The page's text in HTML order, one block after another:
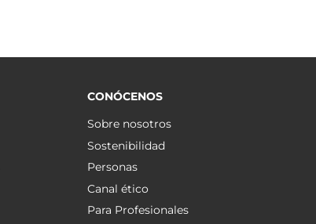
CONÓCENOS
Sobre nosotros
Sostenibilidad
Personas
Canal ético
Para Profesionales